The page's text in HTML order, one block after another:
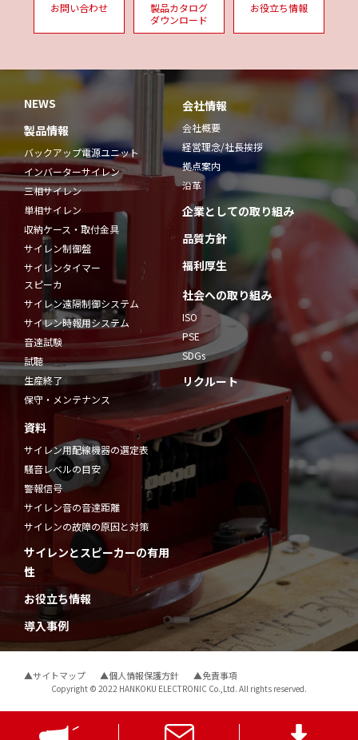
お問い合わせ
製品カタログ
ダウンロード
お役立ち情報
NEWS
製品情報
バックアップ電源ユニット
インバーターサイレン
三相サイレン
単相サイレン
収納ケース・取付金具
サイレン制御盤
サイレンタイマー
スピーカ
サイレン遠隔制御システム
サイレン時報用システム
音達試験
試聴
生産終了
保守・メンテナンス
資料
サイレン用配線機器の選定表
騒音レベルの目安
警報信号
サイレン音の音達距離
サイレンの故障の原因と対策
サイレンとスピーカーの有用
性
お役立ち情報
導入事例
会社情報
会社概要
経営理念/社長挨拶
拠点案内
沿革
企業としての取り組み
品質方針
福利厚生
社会への取り組み
ISO
PSE
SDGs
リクルート
▲サイトマップ ▲個人情報保護方針 ▲免責事項
Copyright © 2022 HANKOKU ELECTRONIC Co.,Ltd. All rights reserved.